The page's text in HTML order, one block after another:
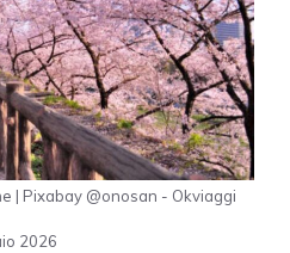
| Pixabay @onosan - Okviaggi
2026